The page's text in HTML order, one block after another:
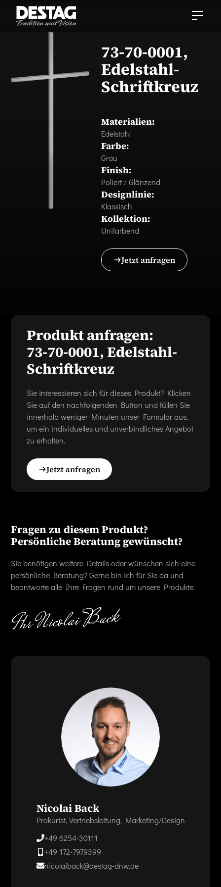
73-70-0001,
Edelstahl-
Schriftkreuz
Materialien:
Edelstahl
Farbe:
Grau
Finish:
Poliert / Glänzend
Designlinie:
Klassisch
Kollektion:
Unifarbend
Jetzt anfragen
Produkt anfragen:
73-70-0001, Edelstahl-
Schriftkreuz
Sie interessieren sich für dieses Produkt? Klicken
Sie auf den nachfolgenden Button und füllen Sie
innerhalb weniger Minuten unser Formular aus,
um ein individuelles und unverbindliches Angebot
zu erhalten.
Jetzt anfragen
Fragen zu diesem Produkt?
Persönliche Beratung gewünscht?
Sie benötigen weitere Details oder wünschen sich eine
persönliche Beratung? Gerne bin ich für Sie da und
beantworte alle Ihre Fragen rund um unsere Produkte.
Nicolai Back
Prokurist, Vertriebsleitung, Marketing/Design
+49 6254-30111
+49 172-7979399
nicolaiback@destag-dnw.de